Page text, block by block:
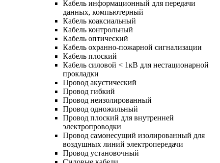
Кабель информационный для передачи
данных, компьютерный
Кабель коаксиальный
Кабель контрольный
Кабель оптический
Кабель охранно-пожарной сигнализации
Кабель плоский
Кабель силовой < 1кВ для нестационарной
прокладки
Провод акустический
Провод гибкий
Провод неизолированный
Провод одножильный
Провод плоский для внутренней
электропроводки
Провод самонесущий изолированный для
воздушных линий электропередачи
Провод установочный